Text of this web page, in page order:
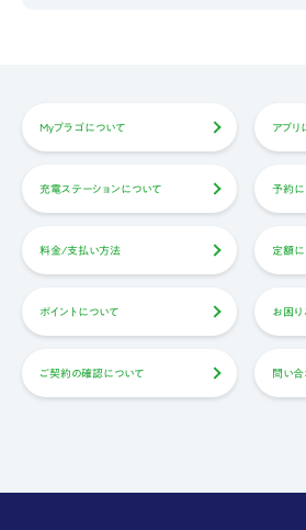
Myプラゴについて アプリ
充電ステーションについて 予約に
料金/支払い方法 定額に
ポイントについて お困り
ご契約の確認について 問い合